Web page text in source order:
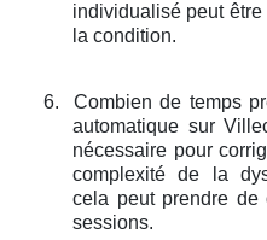
individualisé peut
la condition.
6.
Combien de temps
automatique sur
nécessaire pour
complexité de la
cela peut prendre de
sessions.